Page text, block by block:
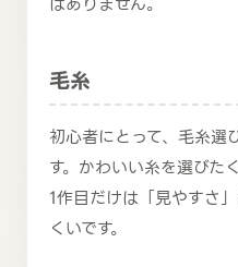
毛糸
初心者にとって、毛糸選
す。かわいい糸を選びた
1作目だけは「見やすさ
くいです。